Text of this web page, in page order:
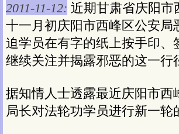
2011-11-12: 近期甘肃省庆阳市
十一月初庆阳市西峰区公安
迫学员在有字的纸上按手印
继续关注并揭露邪恶的这一行
据知情人士透露最近庆阳市
局长对法轮功学员进行新一轮